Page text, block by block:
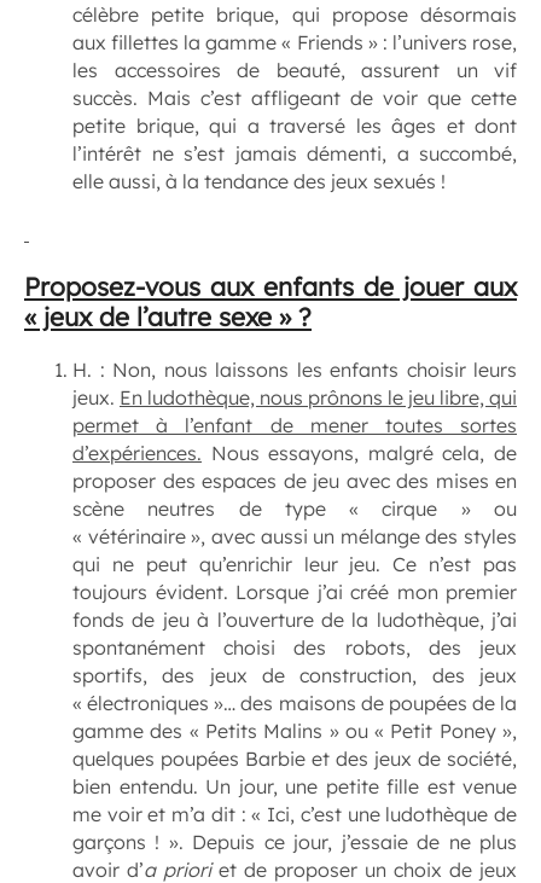
célèbre petite brique, qui propose désormais
aux fillettes la gamme « Friends » : l’univers rose,
les accessoires de beauté, assurent un vif
succès. Mais c’est affligeant de voir que cette
petite brique, qui a traversé les âges et dont
l’intérêt ne s’est jamais démenti, a succombé,
elle aussi, à la tendance des jeux sexués !
Proposez-vous aux enfants de jouer aux
« jeux de l’autre sexe » ?
H. : Non, nous laissons les enfants choisir leurs
jeux. En ludothèque, nous prônons le jeu libre, qui
permet à l’enfant de mener toutes sortes
d’expériences. Nous essayons, malgré cela, de
proposer des espaces de jeu avec des mises en
scène neutres de type « cirque » ou
« vétérinaire », avec aussi un mélange des styles
qui ne peut qu’enrichir leur jeu. Ce n’est pas
toujours évident. Lorsque j’ai créé mon premier
fonds de jeu à l’ouverture de la ludothèque, j’ai
spontanément choisi des robots, des jeux
sportifs, des jeux de construction, des jeux
« électroniques »… des maisons de poupées de la
gamme des « Petits Malins » ou « Petit Poney »,
quelques poupées Barbie et des jeux de société,
bien entendu. Un jour, une petite fille est venue
me voir et m’a dit : « Ici, c’est une ludothèque de
garçons ! ». Depuis ce jour, j’essaie de ne plus
avoir d’a prioriet de proposer un choix de jeux